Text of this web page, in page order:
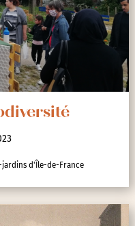
jardins d'Île-de-France